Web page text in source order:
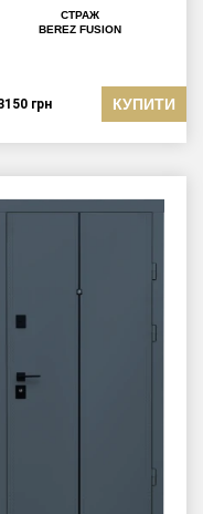
СТРАЖ
BEREZ FUSION
грн КУПИТИ